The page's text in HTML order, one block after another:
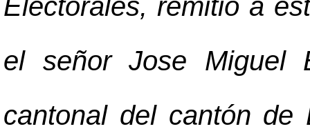
Electorales, remitió a
el señor Jose Miguel
cantonal del cantón